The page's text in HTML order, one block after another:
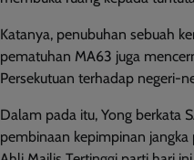
Katanya, penubuhan sebuah
pematuhan MA63 juga
Persekutuan terhadap negeri-
Dalam pada itu, Yong berkata
pembinaan kepimpinan